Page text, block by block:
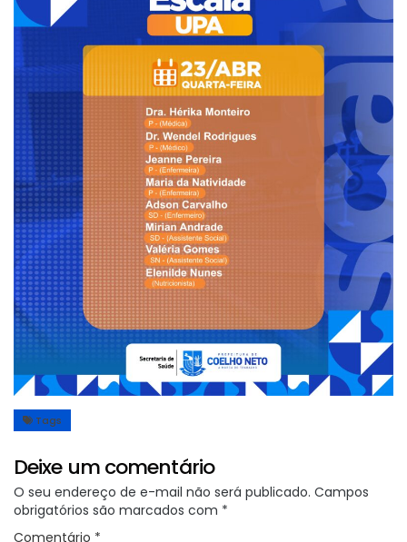
Tags
Deixe um comentário
O seu endereço de e-mail não será publicado. Campos
obrigatórios são marcados com *
Comentário *